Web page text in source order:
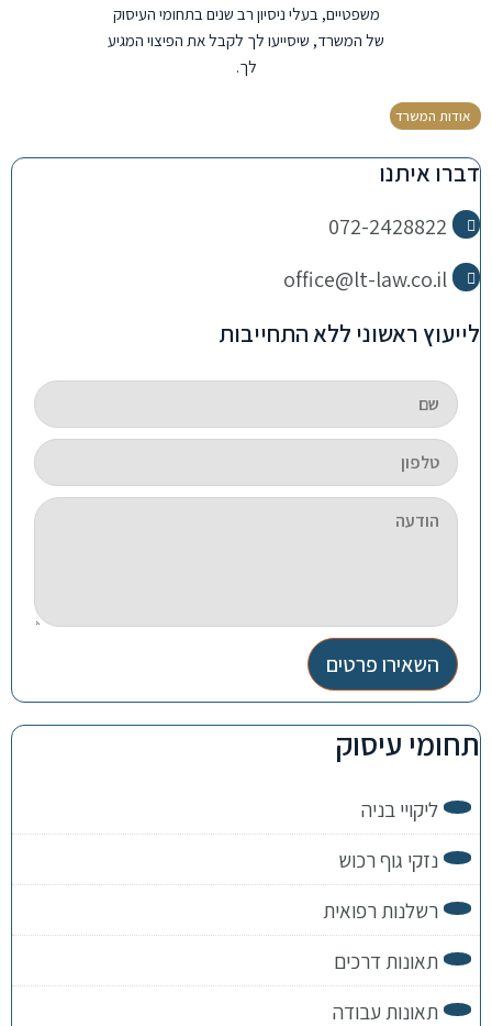
משפטיים, בעלי ניסיון רב שנים בתחומי העיסוק
של המשרד, שיסייעו לך לקבל את הפיצוי המגיע
לך.
אודות המשרד
דברו איתנו
072-2428822
office@lt-law.co.il
לייעוץ ראשוני ללא התחייבות
השאירו פרטים
תחומי עיסוק
ליקויי בניה
נזקי גוף רכוש
רשלנות רפואית
תאונות דרכים
תאונות עבודה